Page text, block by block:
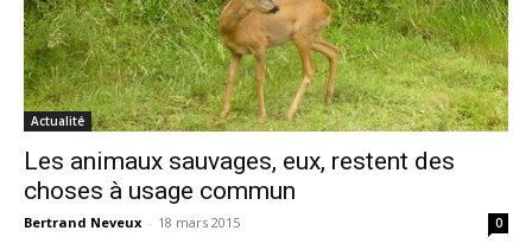
Actualité
Les animaux sauvages, eux, restent des
choses à usage commun
Bertrand Neveux - 18 mars 2015 0